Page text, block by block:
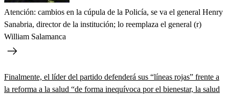
Atención: cambios en la cúpula de la Policía, se va el general Henry
Sanabria, director de la institución; lo reemplaza el general (r)
William Salamanca
Finalmente, el líder del partido defenderá sus “líneas rojas” frente a
la reforma a la salud “de forma inequívoca por el bienestar, la salud